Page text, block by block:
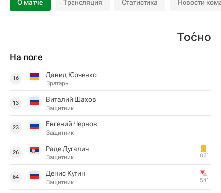
О матче Трансляция Статистика Новости
То́сно
На поле
16 Давид Юрченко
Вратарь
13 Виталий Шахов
Защитник
23 Евгений Чернов
Защитник
26 Раде Дугалич
Защитник 82‎’‎
64 Денис Кутин
Защитник 54‎’‎